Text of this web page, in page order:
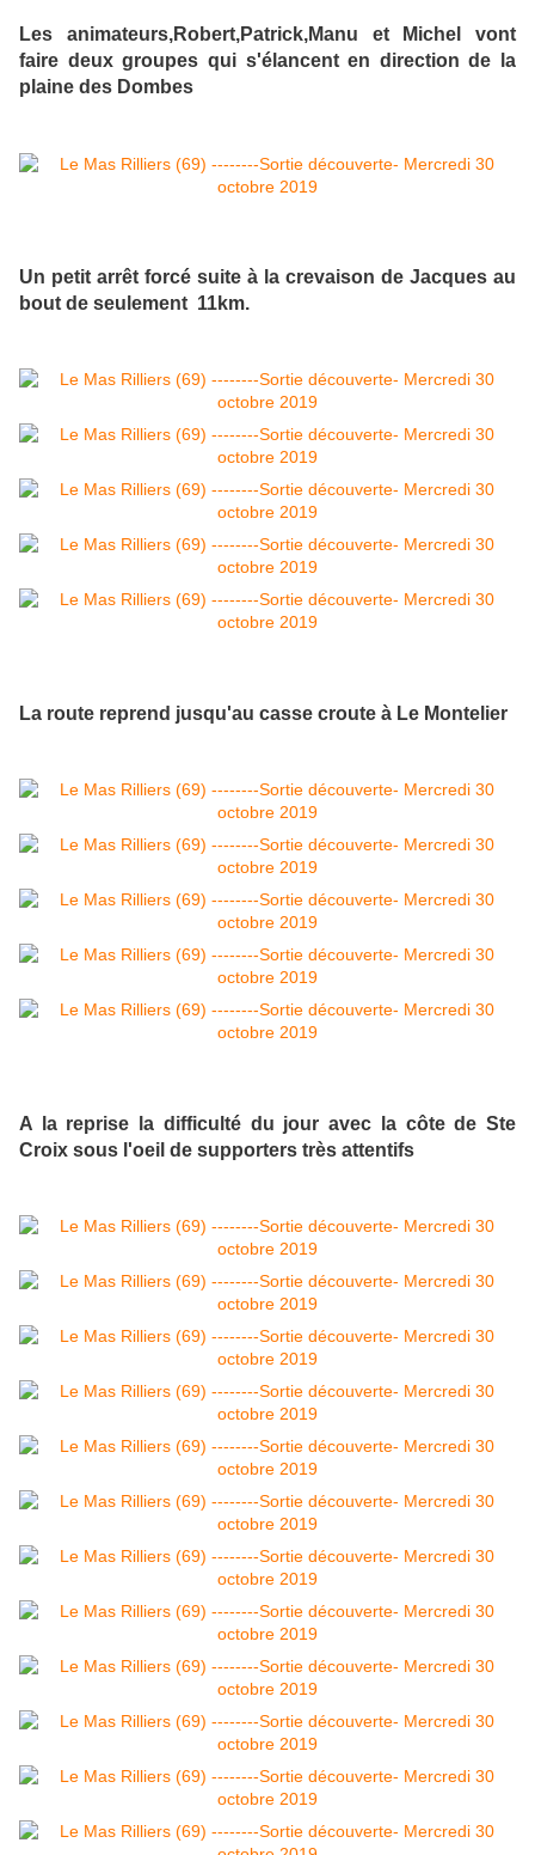
Les animateurs,Robert,Patrick,Manu et Michel vont
faire deux groupes qui s'élancent en direction de la
plaine des Dombes
Un petit arrêt forcé suite à la crevaison de Jacques au
bout de seulement 11km.
La route reprend jusqu'au casse croute à Le Montelier
A la reprise la difficulté du jour avec la côte de Ste
Croix sous l'oeil de supporters très attentifs